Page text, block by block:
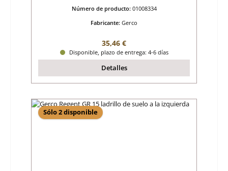
Número de producto: 01008334
Fabricante: Gerco
Precio normal:
35,46 €
Disponible, plazo de entrega: 4-6 días
Detalles
Sólo 2 disponible